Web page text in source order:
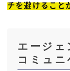
チを避けること
エージェ
コミュニ